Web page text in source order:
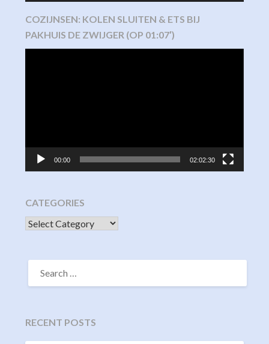
COZIJNSEN: KOLEN SLUITEN & ETS BIJ
PAKHUIS DE ZWIJGER (OP 01:07′)
00:00 02:02:30
CATEGORIES
CATEGORIES
SEARCH
FOR:
RECENT POSTS